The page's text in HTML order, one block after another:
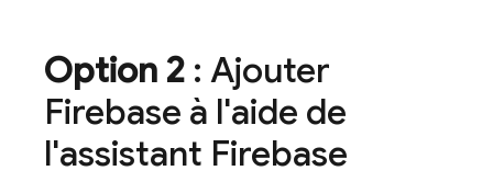
Option 2 : Ajouter
Firebase à l'aide de
l'assistant Firebase